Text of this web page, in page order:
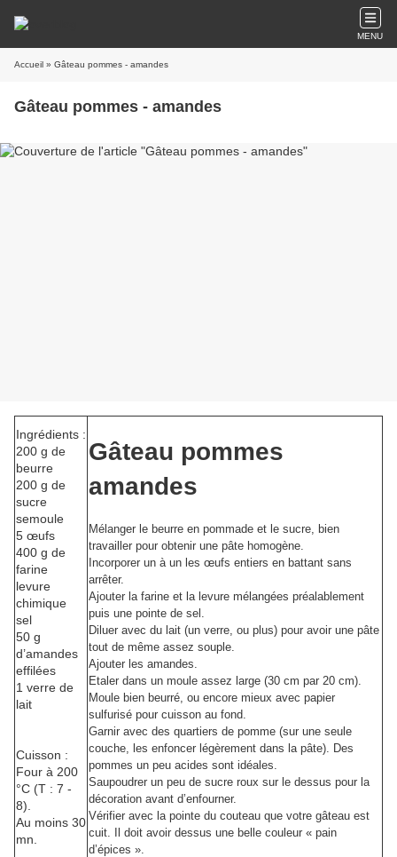
MENU
Accueil » Gâteau pommes - amandes
Gâteau pommes - amandes
Ingrédients :
200 g de
beurre
200 g de
sucre
semoule
5 œufs
400 g de
farine
levure
chimique
sel
50 g
d’amandes
effilées
1 verre de
lait
Cuisson :
Four à 200
°C (T : 7 -
8).
Au moins 30
mn.
Gâteau pommes
amandes
Mélanger le beurre en pommade et le sucre, bien
travailler pour obtenir une pâte homogène.
Incorporer un à un les œufs entiers en battant sans
arrêter.
Ajouter la farine et la levure mélangées préalablement
puis une pointe de sel.
Diluer avec du lait (un verre, ou plus) pour avoir une pâte
tout de même assez souple.
Ajouter les amandes.
Etaler dans un moule assez large (30 cm par 20 cm).
Moule bien beurré, ou encore mieux avec papier
sulfurisé pour cuisson au fond.
Garnir avec des quartiers de pomme (sur une seule
couche, les enfoncer légèrement dans la pâte). Des
pommes un peu acides sont idéales.
Saupoudrer un peu de sucre roux sur le dessus pour la
décoration avant d’enfourner.
Vérifier avec la pointe du couteau que votre gâteau est
cuit. Il doit avoir dessus une belle couleur « pain
d’épices ».